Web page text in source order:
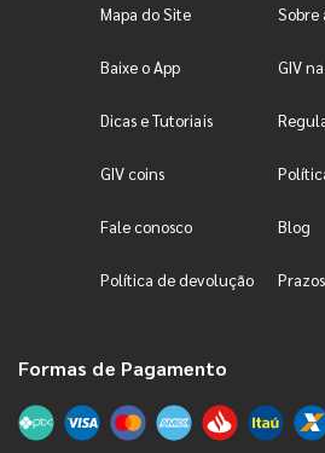
Mapa do Site Sobre
Baixe o App GIV
Dicas e Tutoriais
GIV coins
Fale conosco Blog
Política de devolução Prazos
Formas de Pagamento